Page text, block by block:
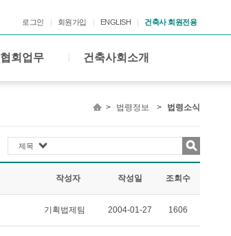
로그인 회원가입 ENGLISH 건축사 회원전용
협회업무 건축사회소개
> 법령정보 > 법령소식
제목
작성자 작성일 조회수
기획법제팀 2004-01-27 1606